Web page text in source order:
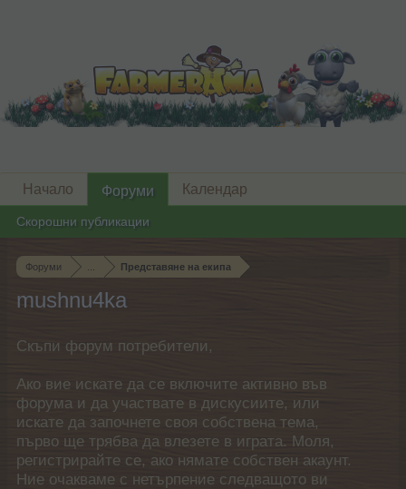
Форуми Представяне на екипа
mushnu4ka
Скъпи форум потребители,
Ако вие искате да се включите активно във
форума и да участвате в дискусиите, или
искате да започнете своя собствена тема,
първо ще трябва да влезете в играта. Моля,
регистрирайте се, ако нямате собствен акаунт.
Ние очакваме с нетърпение следващото ви
Начало Форуми
Скорошни публикации
Календар